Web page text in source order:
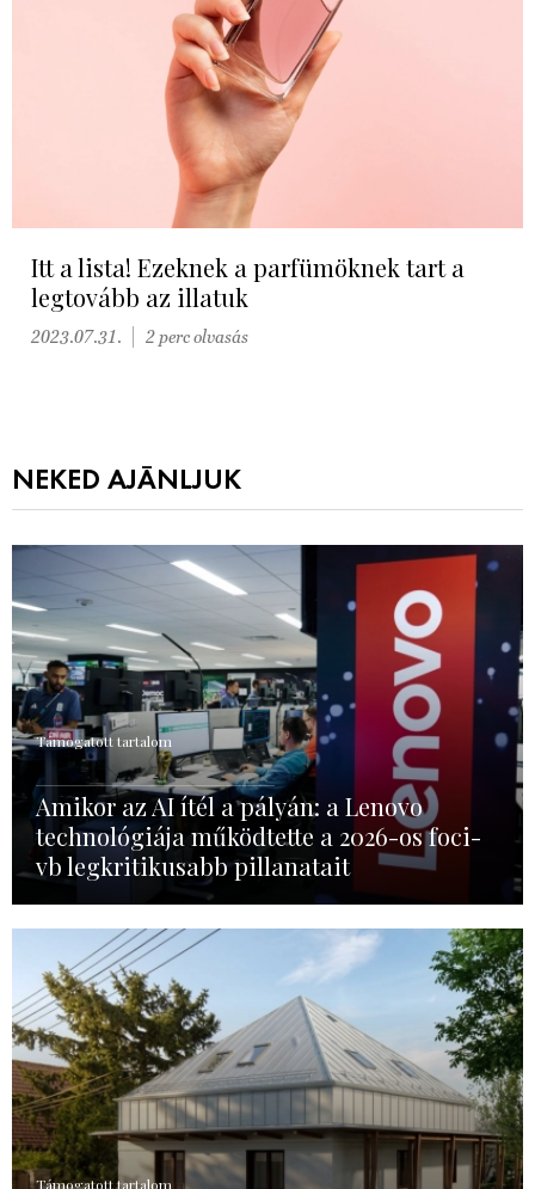
Itt a lista! Ezeknek a parfümöknek tart a
legtovább az illatuk
2023.07.31. 2 perc olvasás
NEKED AJÁNLJUK
Támogatott tartalom
Amikor az AI ítél a pályán: a Lenovo
technológiája működtette a 2026-os foci-
vb legkritikusabb pillanatait
Támogatott tartalom